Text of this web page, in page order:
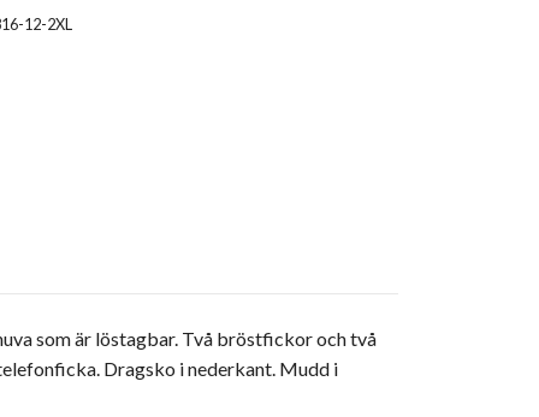
12-2XL
som är löstagbar. Två bröstfickor och två
Dragsko i nederkant. Mudd i